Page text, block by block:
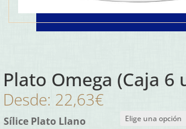
Plato Omega (Caja 6
Desde: 22,63€
Sílice Plato Llano